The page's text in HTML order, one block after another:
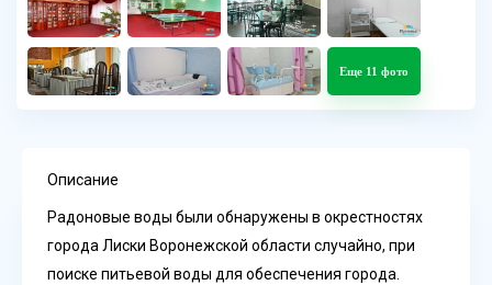
Еще 11 фото
Описание
Радоновые воды были обнаружены в окрестностях
города Лиски Воронежской области случайно, при
поиске питьевой воды для обеспечения города.